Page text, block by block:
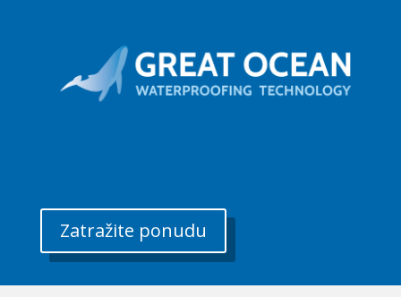
Zatražite ponudu